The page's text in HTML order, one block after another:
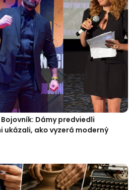
Dámy predviedli
ukázali, ako vyzerá moderný